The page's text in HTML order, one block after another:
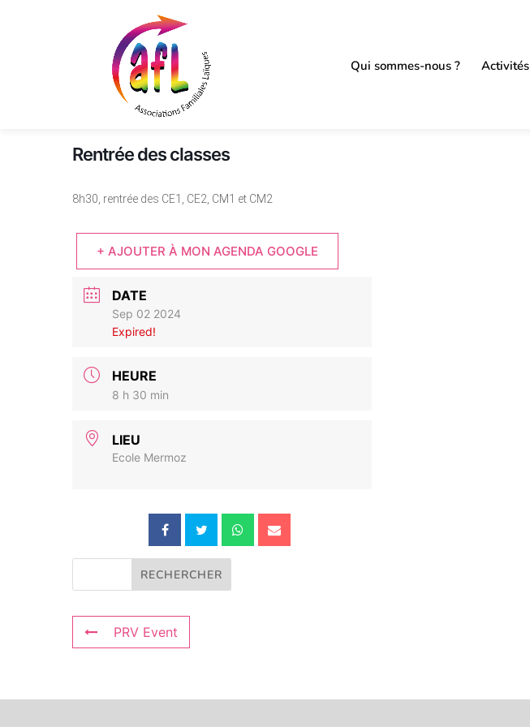
Qui sommes-nous ? Activités
Rentrée des classes
8h30, rentrée des CE1, CE2, CM1 et CM2
+ AJOUTER À MON AGENDA GOOGLE
DATE
Sep 02 2024
Expired!
HEURE
8 h 30 min
LIEU
Ecole Mermoz
PRV Event